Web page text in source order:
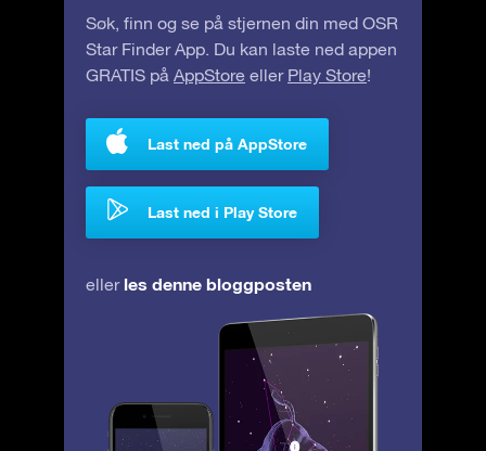
Søk, finn og se på stjernen din med OSR
Star Finder App. Du kan laste ned appen
GRATIS på AppStore eller Play Store!
Last ned på AppStore
Last ned i Play Store
eller les denne bloggposten